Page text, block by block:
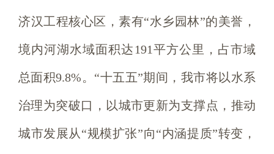
济汉工程核心区，素有“水乡园林”的美誉，
境内河湖水域面积达191平方公里，占市域
总面积9.8%。“十五五”期间，我市将以水系
治理为突破口，以城市更新为支撑点，推动
城市发展从“规模扩张”向“内涵提质”转变，